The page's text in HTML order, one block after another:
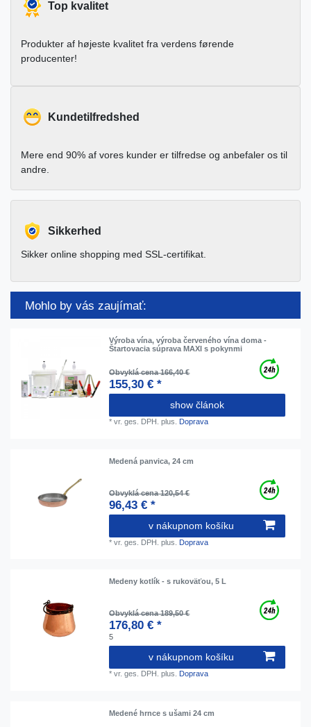
Top kvalitet
Produkter af højeste kvalitet fra verdens førende
producenter!
Kundetilfredshed
Mere end 90% af vores kunder er tilfredse og anbefaler os til
andre.
Sikkerhed
Sikker online shopping med SSL-certifikat.
Mohlo by vás zaujímať:
Výroba vína, výroba červeného vína doma -
Štartovacia súprava MAXI s pokynmi
Obvyklá cena 166,40 €
155,30 € *
show článok
*vr. ges. DPH. plus. Doprava
Medená panvica, 24 cm
Obvyklá cena 120,54 €
96,43 € *
v nákupnom košíku
*vr. ges. DPH. plus. Doprava
Medeny kotlík - s rukoväťou, 5 L
Obvyklá cena 189,50 €
176,80 € *
5
v nákupnom košíku
*vr. ges. DPH. plus. Doprava
Medené hrnce s ušami 24 cm